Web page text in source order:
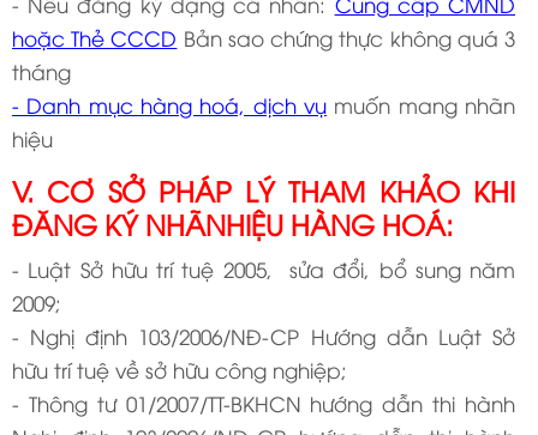
hoặc Thẻ CCCD Bản sao chứng thực không quá 3
tháng
- Danh mục hàng hoá, dịch vụ muốn mang nhãn
hiệu
V. CƠ SỞ PHÁP LÝ THAM KHẢO KHI
ĐĂNG KÝ NHÃNHIỆU HÀNG HOÁ:
- Luật Sở hữu trí tuệ 2005, sửa đổi, bổ sung năm
2009;
- Nghị định 103/2006/NĐ-CP Hướng dẫn Luật Sở
hữu trí tuệ về sở hữu công nghiệp;
- Thông tư 01/2007/TT-BKHCN hướng dẫn thi hành